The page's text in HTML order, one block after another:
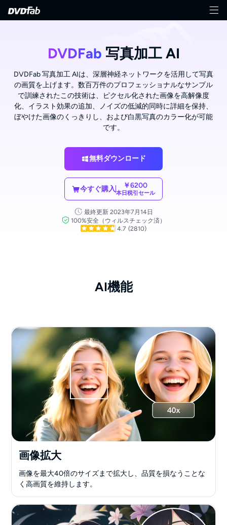
DVDFab 写真加工 AI
DVDFab写真加工 AIは、深層神経ネットワークを活用して写真
の画質を上げます。数百万件のプロフェッショナルなサンプル
で訓練されたこの技術は、ピクセル化された画像を高解像度
化、イラスト効果の追加、ノイズの低減的同時に詳細を保持、
ぼやけた画像のくっきりし、および白黒写真のカラー化が可能
です。
無料ダウンロード
今すぐ購入 ￥6200
本日税引セール
最終更新 2023年7月14日
100%安全（ウィルスチェック済）
4.7 (2810)
AI機能
画像拡大
画像を最大40倍のサイズまで拡大し、品質を損なうことな
く高画質を維持します。